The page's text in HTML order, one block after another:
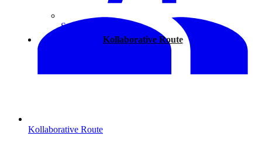
Spazieren
Kollaborative Route
Kollaborative Route